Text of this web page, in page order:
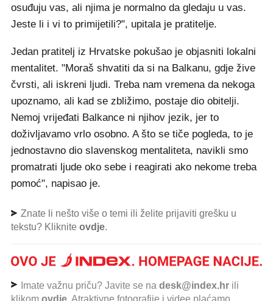
osuđuju vas, ali njima je normalno da gledaju u vas.
Jeste li i vi to primijetili?", upitala je pratitelje.
Jedan pratitelj iz Hrvatske pokušao je objasniti lokalni
mentalitet. "Moraš shvatiti da si na Balkanu, gdje žive
čvrsti, ali iskreni ljudi. Treba nam vremena da nekoga
upoznamo, ali kad se zbližimo, postaje dio obitelji.
Nemoj vrijeđati Balkance ni njihov jezik, jer to
doživljavamo vrlo osobno. A što se tiče pogleda, to je
jednostavno dio slavenskog mentaliteta, navikli smo
promatrati ljude oko sebe i reagirati ako nekome treba
pomoć", napisao je.
Znate li nešto više o temi ili želite prijaviti grešku u
tekstu? Kliknite ovdje.
Imate važnu priču? Javite se na desk@index.hr ili
klikom ovdje . Atraktivne fotografije i videe plaćamo.